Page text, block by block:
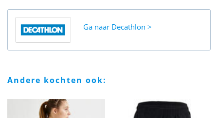
Ga naar Decathlon
andere kochten ook: